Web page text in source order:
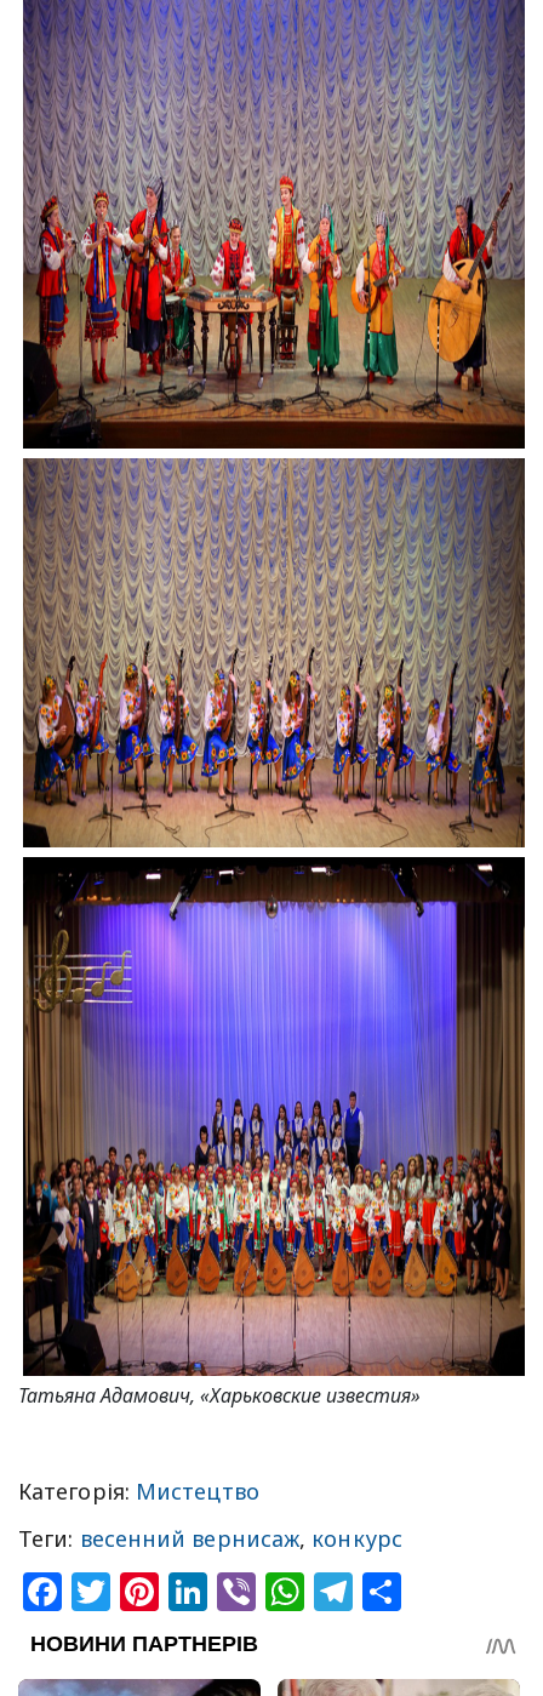
Татьяна Адамович, «Харьковские известия»
Категорія: Мистецтво
Теги: весенний вернисаж, конкурс
Facebook
Twitter
Pinterest
LinkedIn
ViberWhatsApp
Telegram